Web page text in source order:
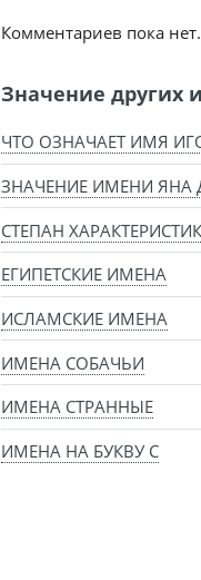
Комментариев пока нет.
Значение других
ЧТО ОЗНАЧАЕТ ИМЯ
ЗНАЧЕНИЕ ИМЕНИ ЯНА
СТЕПАН
ЕГИПЕТСКИЕ ИМЕНА
ИСЛАМСКИЕ ИМЕНА
ИМЕНА СОБАЧЬИ
ИМЕНА СТРАННЫЕ
ИМЕНА НА БУКВУ С